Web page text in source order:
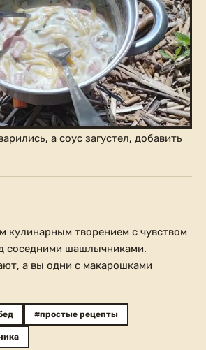
а соус загустел, добавить
кулинарным творением с чувством
соседними шашлычниками.
а вы одни с макарошками
#простые рецепты